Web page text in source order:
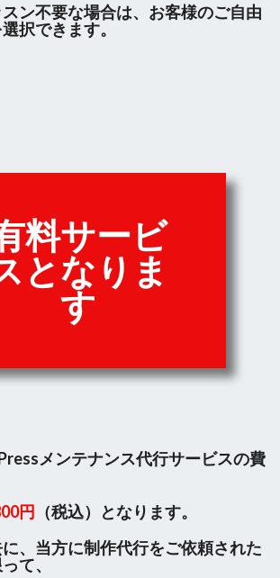
ン不要な場合は、お客様のご自由
択できます。
料サービ
となりま
す
メンテナンス代行サービスの費
円 （税込）となります。
、当方に制作代行をご依頼された
て、